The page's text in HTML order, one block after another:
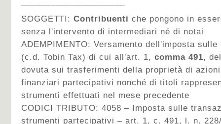
SOGGETTI: Contribuenti che pongono in
senza l'intervento di intermediari né di notai
ADEMPIMENTO: Versamento dell'imposta
(c.d. Tobin Tax) di cui all'art. 1, comma 491,
dovuta sui trasferimenti della proprietà di
finanziari partecipativi nonché di titoli
strumenti effettuati nel mese precedente
CODICI TRIBUTO: 4058 – Imposta sulle
strumenti partecipativi – art. 1, c. 491, l. n.